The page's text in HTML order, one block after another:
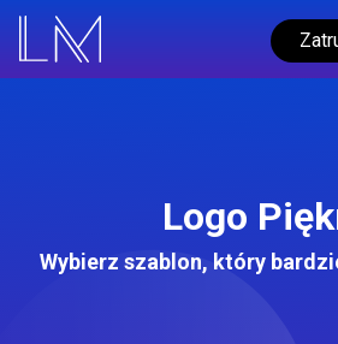
Logo
Wybierz szablon, który